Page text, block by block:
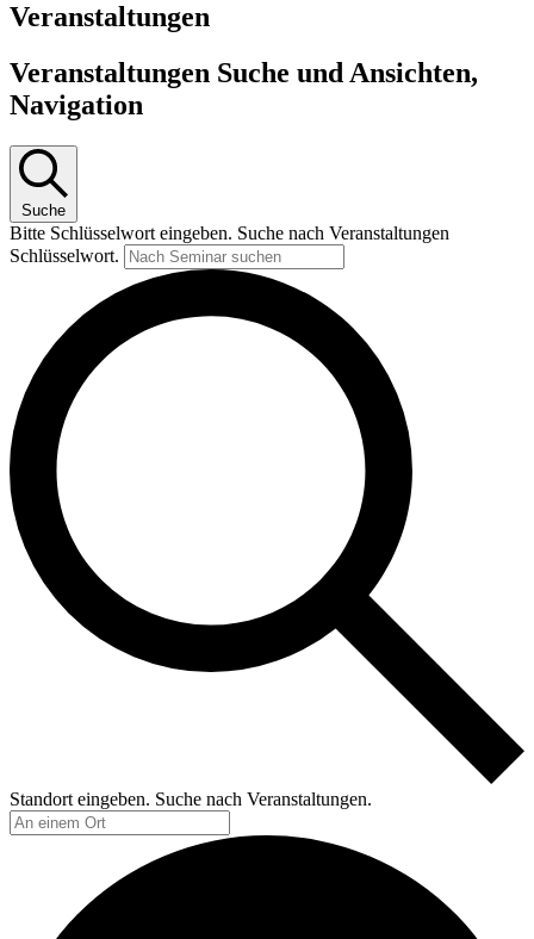
Veranstaltungen
Veranstaltungen Suche und Ansichten,
Navigation
Suche
Bitte Schlüsselwort eingeben. Suche nach Veranstaltungen
Schlüsselwort.
Standort eingeben. Suche nach Veranstaltungen.